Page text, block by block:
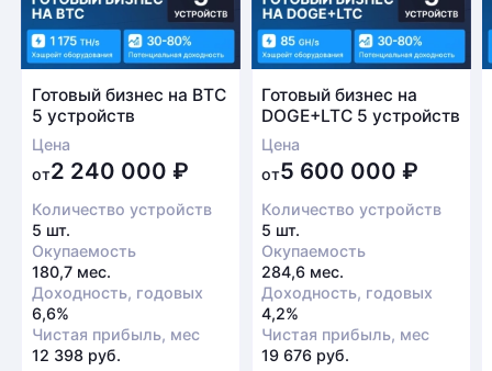
Готовый бизнес на BTC
5 устройств
Цена
от2 240 000 ₽
Количество устройств
5 шт.
Окупаемость
180,7 мес.
Доходность, годовых
6,6%
Чистая прибыль, мес
12 398 руб.
Готовый бизнес на
DOGE+LTC 5 устройств
Цена
от5 600 000₽
Количество устройств
5 шт.
Окупаемость
284,6 мес.
Доходность, годовых
4,2%
Чистая прибыль, мес
19 676 руб.